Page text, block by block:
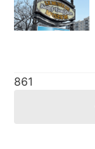
861